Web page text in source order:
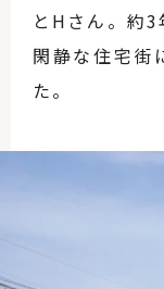
とHさん。約3
閑静な住宅街
た。